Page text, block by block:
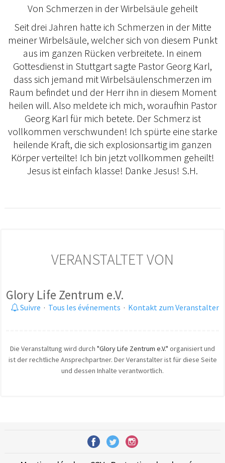
Von Schmerzen in der Wirbelsäule geheilt
Seit drei Jahren hatte ich Schmerzen in der Mitte
meiner Wirbelsäule, welcher sich von diesem Punkt
aus im ganzen Rücken verbreitete. In einem
Gottesdienst in Stuttgart sagte Pastor Georg Karl,
dass sich jemand mit Wirbelsäulenschmerzen im
Raum befindet und der Herr ihn in diesem Moment
heilen will. Also meldete ich mich, woraufhin Pastor
Georg Karl für mich betete. Der Schmerz ist
vollkommen verschwunden! Ich spürte eine starke
heilende Kraft, die sich explosionsartig im ganzen
Körper verteilte! Ich bin jetzt vollkommen geheilt!
Jesus ist einfach klasse! Danke Jesus! S.H.
VERANSTALTET VON
Glory Life Zentrum e.V.
Suivre · Tous les événements · Kontakt zum Veranstalter
Die Veranstaltung wird durch "Glory Life Zentrum e.V." organisiert und
ist der rechtliche Ansprechpartner. Der Veranstalter ist für diese Seite
und dessen Inhalte verantwortlich.